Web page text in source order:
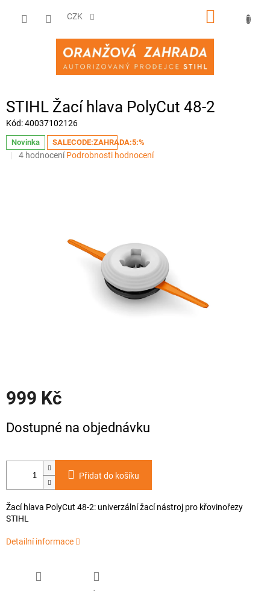
CZK
NÁKUPNÍ
STIHL Žací hlava PolyCut 48-2
Kód:40037102126
Novinka SALECODE:ZAHRADA:5:%
Průměrné
4 hodnocení Podrobnosti hodnocení
999 Kč
cena:
Dostupné na objednávku
Přidat do košíku
Žací hlava PolyCut 48-2: univerzální žací nástroj pro křovinořezy
STIHL
Detailní informace